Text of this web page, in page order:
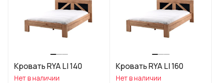
Кровать RYA LI 140
Нет в наличии
Кровать RYA LI 160
Нет в наличии